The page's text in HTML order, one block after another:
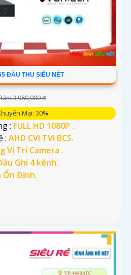
ĐẦU THU SIÊU NÉT
3,980,000 ₫
Mại: 30%
: FULL HD 1080P .
: AHD CVI TVI BCS.
Vị Trí Camera .
Ghi 4 kênh.
Ổn Định.